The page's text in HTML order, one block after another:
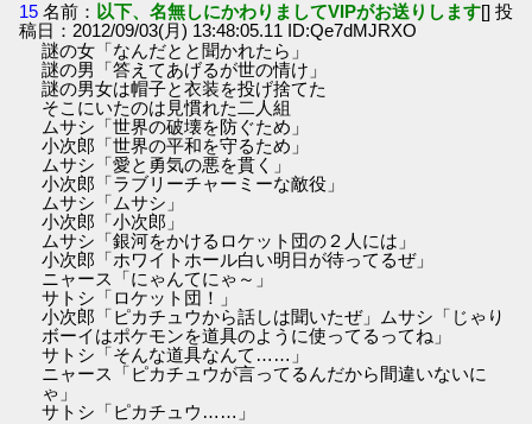
15 名前： 以下、名無しにかわりましてVIPがお送りします[] 投
稿日：2012/09/03(月) 13:48:05.11 ID:Qe7dMJRXO
謎の女「なんだとと聞かれたら」
謎の男「答えてあげるが世の情け」
謎の男女は帽子と衣装を投げ捨てた
そこにいたのは見慣れた二人組
ムサシ「世界の破壊を防ぐため」
小次郎「世界の平和を守るため」
ムサシ「愛と勇気の悪を貫く」
小次郎「ラブリーチャーミーな敵役」
ムサシ「ムサシ」
小次郎「小次郎」
ムサシ「銀河をかけるロケット団の２人には」
小次郎「ホワイトホール白い明日が待ってるぜ」
ニャース「にゃんてにゃ～」
サトシ「ロケット団！」
小次郎「ピカチュウから話しは聞いたぜ」ムサシ「じゃり
ボーイはポケモンを道具のように使ってるってね」
サトシ「そんな道具なんて……」
ニャース「ピカチュウが言ってるんだから間違いないに
ゃ」
サトシ「ピカチュウ……」